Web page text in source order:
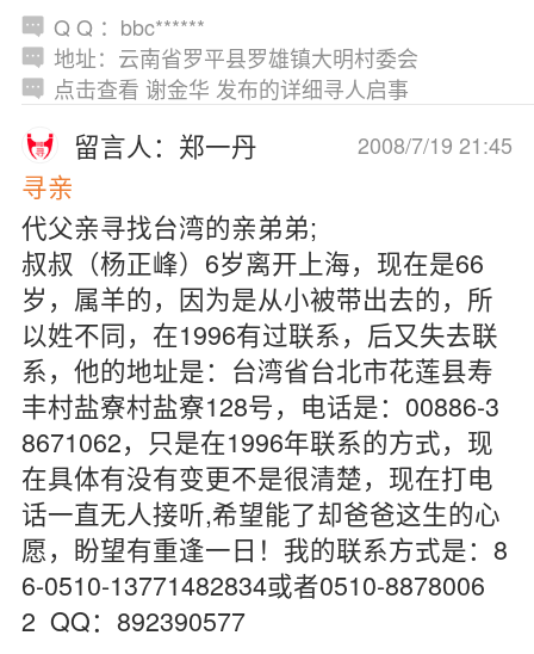
Q Q ：bbc******
地址：云南省罗平县罗雄镇大明村委会
点击查看 谢金华 发布的详细寻人启事
2008/7/19 21:45
留言人：郑一丹
寻亲
代父亲寻找台湾的亲弟弟;
叔叔（杨正峰）6岁离开上海，现在是66
岁，属羊的，因为是从小被带出去的，所
以姓不同，在1996有过联系，后又失去联
系，他的地址是：台湾省台北市花莲县寿
丰村盐寮村盐寮128号，电话是：00886-3
8671062，只是在1996年联系的方式，现
在具体有没有变更不是很清楚，现在打电
话一直无人接听,希望能了却爸爸这生的心
愿，盼望有重逢一日！我的联系方式是：8
6-0510-13771482834或者0510-8878006
2 QQ：892390577